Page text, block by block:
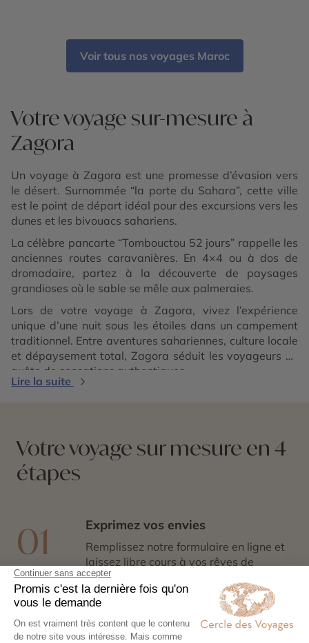
Kasbah d’Aït Ben Haddou
Voir tous nos voyages Maroc
Votre voyage sur-mesure à
Zagora
Un voyage à Zagora est une promesse d’évasion vers
le désert. Surnommée “la porte du Sahara”, cette ville
est le point de départ idéal pour des excursions vers les
dunes et les bivouacs sahariens.
La célèbre pancarte “Tombouctou 52 jours” rappelle les
anciennes routes caravanières. En 4×4 ou à dos de
dromadaire, partez à la découverte de paysages
grandioses où le sable se mêle aux palmeraies.
Lors de votre voyage à Zagora, vivez l’expérience
unique d’une nuit sous les étoiles dans un campement
traditionnel. Entre aventures sahariennes, culture locale
et dépaysement total, Zagora séduit les voyageurs en
quête de sensations authentiques.
Lire la suite
Votre voyage sur mesure en 4
étapes
01 Exprimez vos envies
Remplissez notre formulaire en ligne et
laissez libre cours à vos rêves de
voyage : inspirations, budget, période
idéale…
Co-construisez votre itinéraire